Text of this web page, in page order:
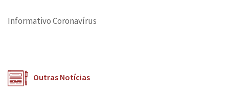
Informativo Coronavírus
Outras Notícias